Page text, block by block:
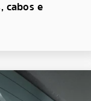
cabos e